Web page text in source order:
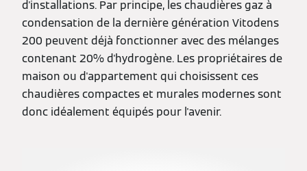
d'installations. Par principe, les chaudières gaz à
condensation de la dernière génération Vitodens
200 peuvent déjà fonctionner avec des mélanges
contenant 20% d'hydrogène. Les propriétaires de
maison ou d'appartement qui choisissent ces
chaudières compactes et murales modernes sont
donc idéalement équipés pour l'avenir.